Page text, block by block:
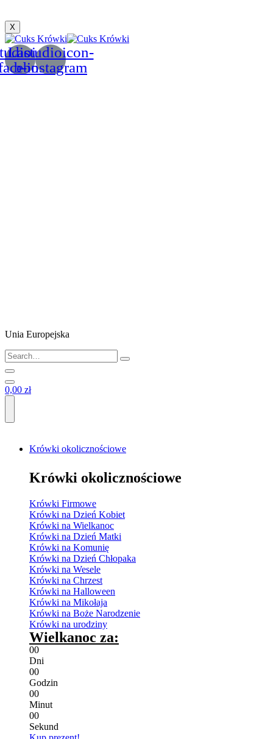
X
Lastudioicon-
b-instagram
Unia Europejska
0,00 zł
Krówki okolicznościowe
Krówki okolicznościowe
Krówki Firmowe
Krówki na Dzień Kobiet
Krówki na Wielkanoc
Krówki na Dzień Matki
Krówki na Komunię
Krówki na Dzień Chłopaka
Krówki na Wesele
Krówki na Chrzest
Krówki na Halloween
Krówki na Mikołaja
Krówki na Boże Narodzenie
Krówki na urodziny
Wielkanoc za:
00
Dni
00
Godzin
00
Minut
00
Sekund